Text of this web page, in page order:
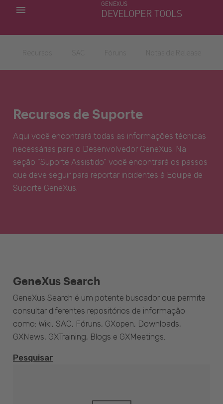
GENEXUS
DEVELOPER TOOLS
MINHAS APLICACÕES
Recursos de Suporte
Aqui você encontrará todas as informações técnicas
necessárias para o Desenvolvedor GeneXus. Na
seção "Suporte Assistido" você encontrará os passos
que deve seguir para reportar incidentes à Equipe de
Suporte GeneXus.
GeneXus Search
GeneXus Search é um potente buscador que permite
consultar diferentes repositórios de informação
como: Wiki, SAC, Fóruns, GXopen, Downloads,
GXNews, GXTraining, Blogs e GXMeetings.
Pesquisar